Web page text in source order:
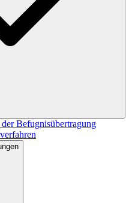
Befugnisübertragung